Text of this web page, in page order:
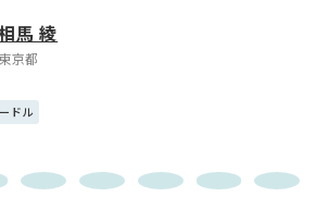
馬 綾
東京都
ドル